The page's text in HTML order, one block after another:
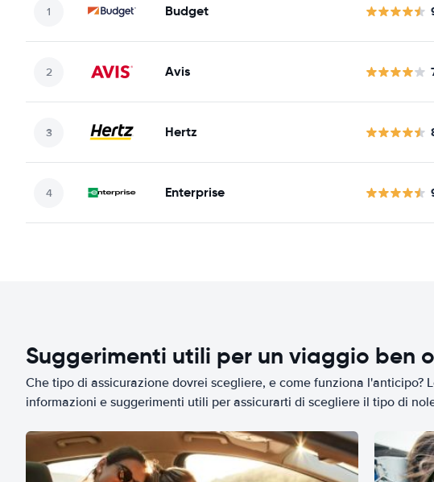
Budget
Avis
Hertz
Enterprise
Suggerimenti utili per un viaggio ben
Che tipo di assicurazione dovrei scegliere, e come funziona l'anticipo?
informazioni e suggerimenti utili per assicurarti di scegliere il tipo di